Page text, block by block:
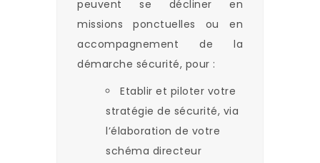
peuvent se décliner en
missions ponctuelles ou en
accompagnement de la
démarche sécurité, pour :
Etablir et piloter votre
stratégie de sécurité, via
l’élaboration de votre
schéma directeur